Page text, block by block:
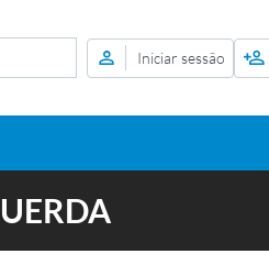
Iniciar sessão